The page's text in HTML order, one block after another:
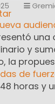
una
y
la
de
horas y